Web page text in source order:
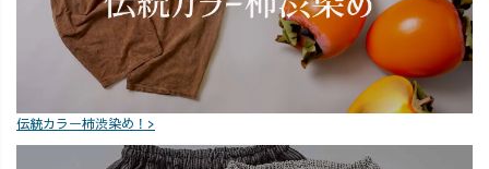
ーナー #シャツ
コーデ #ノーカ
ラーシャツ #キ
ャンプワークパ
アコーデ #ジャ
ンパースカート
アル #ワンマイ
ルウェア #ワン
マイルコーデ #
大人シンプル #
体型カバーコー
アラサーコーデ
伝統カラー柿渋染め！>